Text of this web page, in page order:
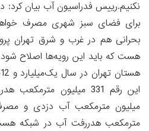
برای فضای سبز شهری مصرف
بحرانی هم در غرب و شرق تهران
هست که باید این رویه‌ها اصلاح
مترمکعب هدررفت آب در شبکه